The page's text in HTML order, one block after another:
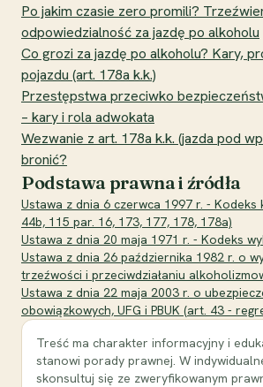
Po jakim czasie zero promili?
odpowiedzialność za jazdę po alkoholu
Co grozi za jazdę po alkoholu? Kary,
pojazdu (art. 178a k.k.)
Przestępstwa przeciwko
– kary i rola adwokata
Wezwanie z art. 178a k.k. (jazda pod
bronić?
Podstawa prawna i źródła
Ustawa z dnia 6 czerwca 1997 r. - Kodeks
44b, 115 par. 16, 173, 177, 178, 178a)
Ustawa z dnia 20 maja 1971 r. - Kodeks
Ustawa z dnia 26 października 1982 r. o
trzeźwości i przeciwdziałaniu
Ustawa z dnia 22 maja 2003 r. o
obowiązkowych, UFG i PBUK (art. 43 -
Treść ma charakter informacyjny i
stanowi porady prawnej. W
skonsultuj się ze zweryfikowanym